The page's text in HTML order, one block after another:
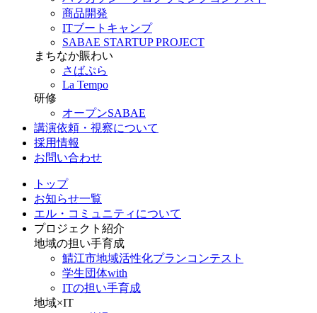
商品開発
ITブートキャンプ
SABAE STARTUP PROJECT
まちなか賑わい
さばぷら
La Tempo
研修
オープンSABAE
講演依頼・視察について
採用情報
お問い合わせ
トップ
お知らせ一覧
エル・コミュニティについて
プロジェクト紹介
地域の担い手育成
鯖江市地域活性化プランコンテスト
学生団体with
ITの担い手育成
地域×IT